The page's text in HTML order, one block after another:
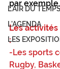
L'AIR DU
L'AGENDA
LES
par exemple.
Les
:
-Les sports
Rugby,